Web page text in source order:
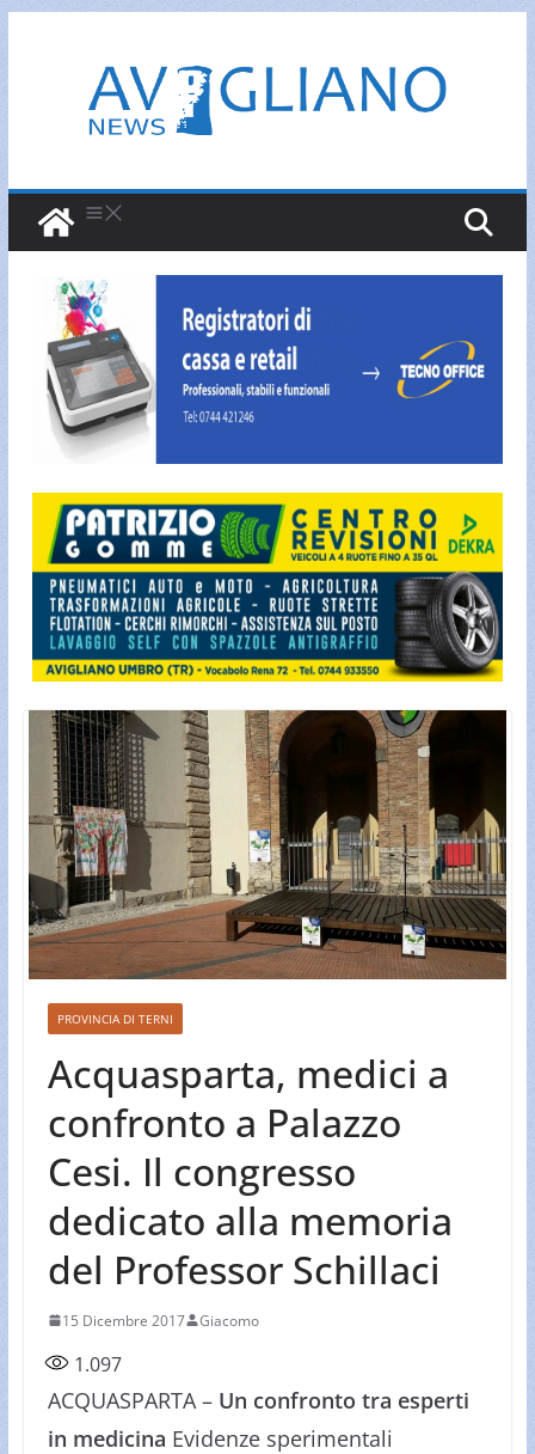
contenuto
PROVINCIA DI TERNI
Acquasparta, medici a
confronto a Palazzo
Cesi. Il congresso
dedicato alla memoria
del Professor Schillaci
15 Dicembre 2017 Giacomo
1.097
ACQUASPARTA – Un confronto tra esperti
in medicina Evidenze sperimentali